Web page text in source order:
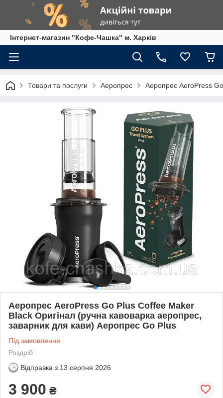
Інтернет-магазин "Кофе-Чашка" м. Харків
Товари та послуги Аеропрес Аеропрес AeroPress
Аеропрес AeroPress Go Plus Coffee Maker
Black Оригінал (ручна кавоварка аеропрес,
заварник для кави) Аеропрес Go Plus
Під замовлення
Роздріб
Відправка з 13 серпня 2026
3 900 ₴